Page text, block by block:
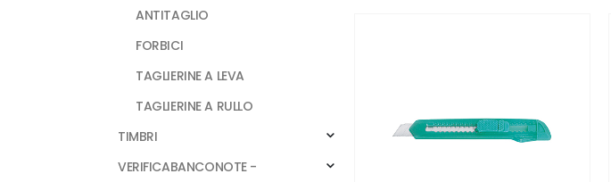
ANTITAGLIO
FORBICI
TAGLIERINE A LEVA
TAGLIERINE A RULLO
TIMBRI
VERIFICABANCONOTE -